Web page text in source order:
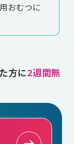
おむつに
方に2週間無